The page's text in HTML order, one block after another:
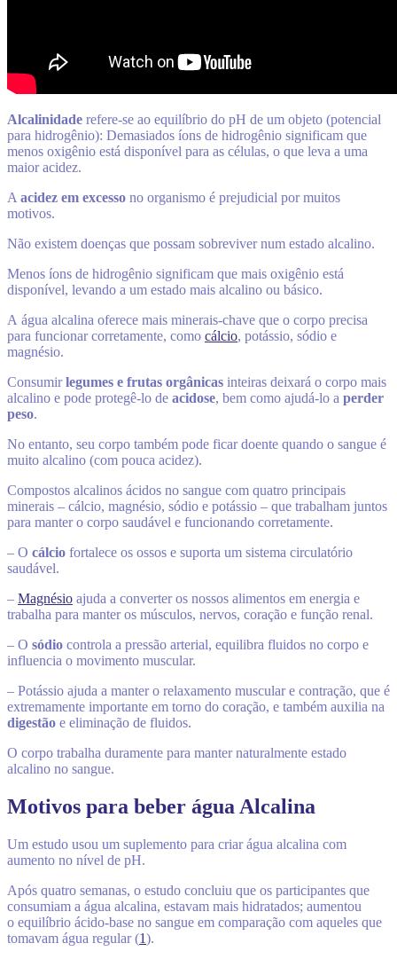
Alcalinidade refere-se ao equilíbrio do pH de um objeto (potencial
para hidrogênio): Demasiados íons de hidrogênio significam que
menos oxigênio está disponível para as células, o que leva a uma
maior acidez.
A acidez em excesso no organismo é prejudicial por muitos
motivos.
Não existem doenças que possam sobreviver num estado alcalino.
Menos íons de hidrogênio significam que mais oxigênio está
disponível, levando a um estado mais alcalino ou básico.
A água alcalina oferece mais minerais-chave que o corpo precisa
para funcionar corretamente, como cálcio, potássio, sódio e
magnésio.
Consumirlegumes e frutas orgânicas inteiras deixará o corpo mais
alcalino e pode protegê-lo de acidose, bem como ajudá-lo a perder
peso.
No entanto, seu corpo também pode ficar doente quando o sangue é
muito alcalino (com pouca acidez).
Compostos alcalinos ácidos no sangue com quatro principais
minerais – cálcio, magnésio, sódio e potássio – que trabalham juntos
para manter o corpo saudável e funcionando corretamente.
– O cálcio fortalece os ossos e suporta um sistema circulatório
saudável.
– Magnésio ajuda a converter os nossos alimentos em energia e
trabalha para manter os músculos, nervos, coração e função renal.
– O sódio controla a pressão arterial, equilibra fluidos no corpo e
influencia o movimento muscular.
– Potássio ajuda a manter o relaxamento muscular e contração, que é
extremamente importante em torno do coração, e também auxilia na
digestão e eliminação de fluidos.
O corpo trabalha duramente para manter naturalmente estado
alcalino no sangue.
Motivos para beber água Alcalina
Um estudo usou um suplemento para criar água alcalina com
aumento no nível de pH.
Após quatro semanas, o estudo concluiu que os participantes que
consumiam a água alcalina, estavam mais hidratados; aumentou
o equilíbrio ácido-base no sangue em comparação com aqueles que
tomavam água regular (1).